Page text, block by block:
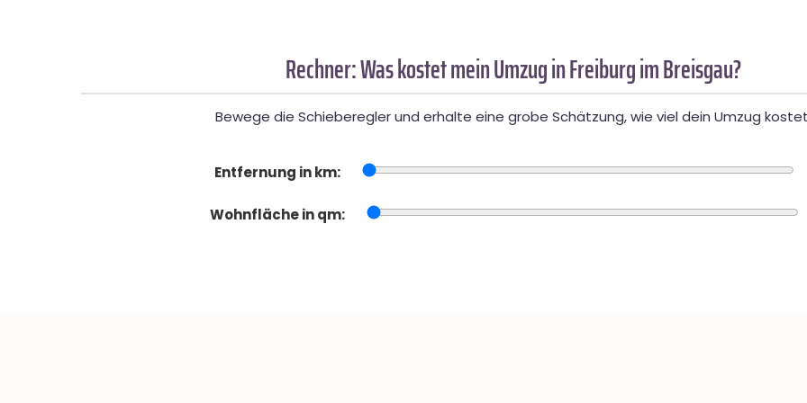
Rechner: Was kostet mein Umzug in Freiburg im Breisgau?
Bewege die Schieberegler und erhalte eine grobe Schätzung, wie viel dein Umzug
Entfernung in km:
Wohnfläche in qm: